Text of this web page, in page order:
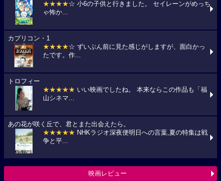
★★★★☆ 小6の子供と行きました。 セイレーンがめっち
ゃ怖か...
カプリコン・1
★★★★☆ ずいぶん前に見た感じがしますが、面白かっ
たです。作...
トロフィー
★★★★★ いい映画でしたね。 本来ならこの作品も「福
山シネマ...
あの花が咲く丘で、君とまた出会えたら。
★★★★★ NHKラジオ深夜便明日への言葉,夏の特集は戦
争と平...
映画レビュー